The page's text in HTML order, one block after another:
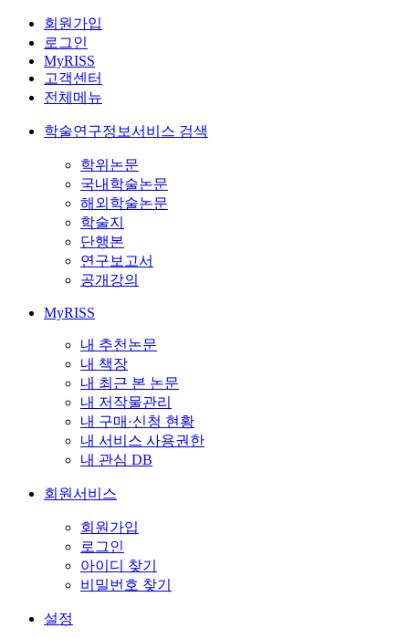
회원가입
로그인
MyRISS
고객센터
전체메뉴
학술연구정보서비스 검색
학위논문
국내학술논문
해외학술논문
학술지
단행본
연구보고서
공개강의
MyRISS
내 추천논문
내 책장
내 최근 본 논문
내 저작물관리
내 구매·신청 현황
내 서비스 사용권한
내 관심 DB
회원서비스
회원가입
로그인
아이디 찾기
비밀번호 찾기
설정